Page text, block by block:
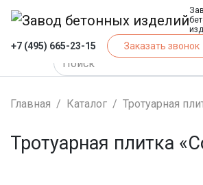
+7 (495) 665-23-15 Заказать звонок
Главная Каталог Тротуарная
Тротуарная плитка